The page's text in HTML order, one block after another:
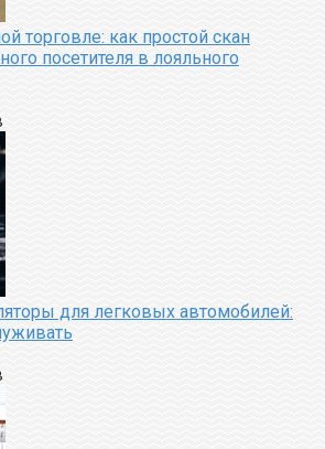
торговле: как простой скан
посетителя в лояльного
для легковых автомобилей: